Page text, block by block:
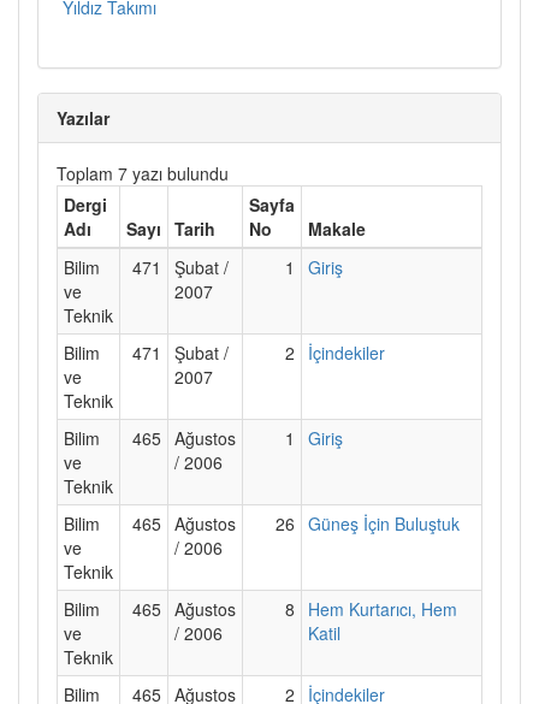
Yıldız Takımı
Yazılar
Toplam 7 yazı bulundu
Dergi
Adı
Sayı Tarih
Sayfa
No
Makale
Bilim
ve
Teknik
471
Şubat /
2007
1 Giriş
Bilim
ve
Teknik
471
Şubat /
2007
2 İçindekiler
Bilim
ve
Teknik
465 Ağustos
/ 2006
1 Giriş
Bilim
ve
Teknik
465 Ağustos
/ 2006
26 Güneş İçin Buluştuk
Bilim
ve
Teknik
465 Ağustos
/ 2006
8
Hem Kurtarıcı, Hem
Katil
Bilim 465 Ağustos 2 İçindekiler